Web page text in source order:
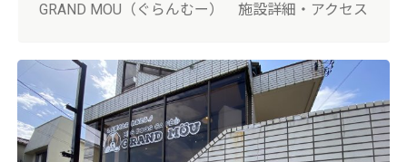
GRAND MOU（ぐらんむー） 施設詳細・アクセス